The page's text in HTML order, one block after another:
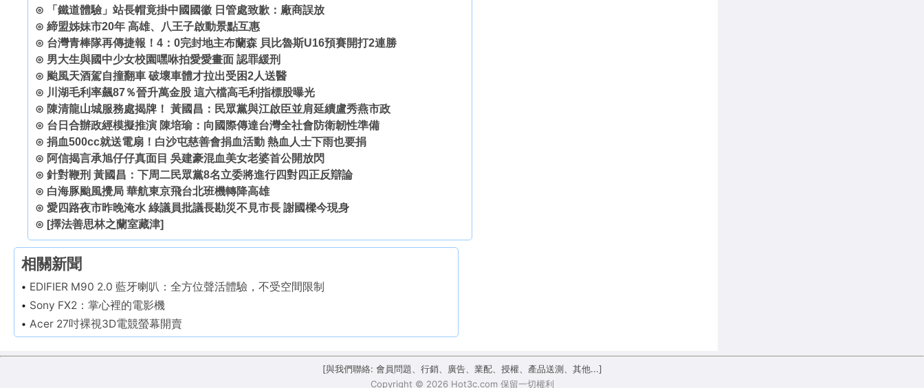
⊙
「鐵道體驗」站長帽竟掛中國國徽 日管處致歉：廠商誤放
⊙ 締盟姊妹市20年 高雄、八王子啟動景點互惠
⊙ 台灣青棒隊再傳捷報！4：0完封地主布蘭森 貝比魯斯U16預賽開打2連勝
⊙ 男大生與國中少女校園嘿咻拍愛愛畫面 認罪緩刑
⊙ 颱風天酒駕自撞翻車 破壞車體才拉出受困2人送醫
⊙ 川湖毛利率飆87％晉升萬金股 這六檔高毛利指標股曝光
⊙ 陳清龍山城服務處揭牌！ 黃國昌：民眾黨與江啟臣並肩延續盧秀燕市政
⊙ 台日合辦政經模擬推演 陳培瑜：向國際傳達台灣全社會防衛韌性準備
⊙ 捐血500cc就送電扇！白沙屯慈善會捐血活動 熱血人士下雨也要捐
⊙ 阿信揭言承旭仔仔真面目 吳建豪混血美女老婆首公開放閃
⊙ 針對鞭刑 黃國昌：下周二民眾黨8名立委將進行四對四正反辯論
⊙ 白海豚颱風攪局 華航東京飛台北班機轉降高雄
⊙ 愛四路夜市昨晚淹水 綠議員批議長勘災不見市長 謝國樑今現身
⊙ [擇法善思林之蘭室藏津]
相關新聞
EDIFIER M90 2.0 藍牙喇叭：全方位聲活體驗，不受空間限制
Sony FX2：掌心裡的電影機
Acer 27吋裸視3D電競螢幕開賣
[與我們聯絡: 會員問題、行銷、廣告、業配、授權、產品送測、其他...]
Copyright © 2026 Hot3c.com 保留一切權利